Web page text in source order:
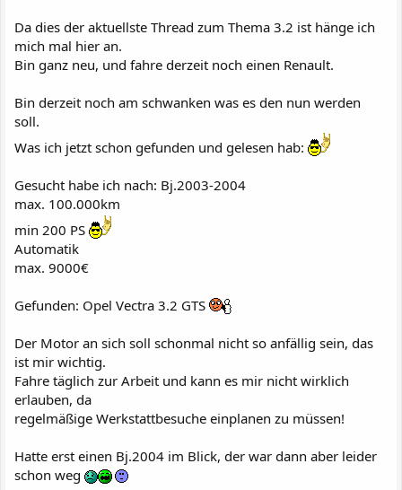
Da dies der aktuellste Thread zum Thema 3.2 ist hänge ich
mich mal hier an.
Bin ganz neu, und fahre derzeit noch einen Renault.
Bin derzeit noch am schwanken was es den nun werden
soll.
Was ich jetzt schon gefunden und gelesen hab:
Gesucht habe ich nach: Bj.2003-2004
max. 100.000km
min 200 PS
Automatik
max. 9000€
Gefunden: Opel Vectra 3.2 GTS
Der Motor an sich soll schonmal nicht so anfällig sein, das
ist mir wichtig.
Fahre täglich zur Arbeit und kann es mir nicht wirklich
erlauben, da
regelmäßige Werkstattbesuche einplanen zu müssen!
Hatte erst einen Bj.2004 im Blick, der war dann aber leider
schon weg